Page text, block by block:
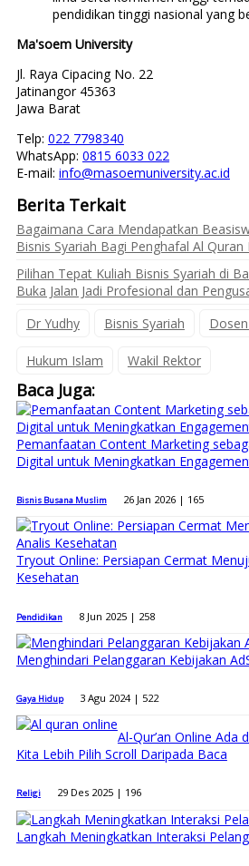
pendidikan tinggi nasional yang
Ma'soem University
Jl. Raya Cipacing No. 22
Jatinangor 45363
Jawa Barat
Telp: 022 7798340
WhatsApp: 0815 6033 022
E-mail: info@masoemuniversity.ac.id
Berita Terkait
Bagaimana Cara Mendapatkan
Bisnis Syariah Bagi Penghafal Al Quran
Pilihan Tepat Kuliah Bisnis Syariah di
Buka Jalan Jadi Profesional dan
Dr Yudhy
Bisnis Syariah
Hukum Islam Wakil Rektor
Baca Juga:
Pemanfaatan Content Marketing
Digital untuk Meningkatkan
Bisnis Busana Muslim 26 Jan 2026 | 165
Tryout Online: Persiapan Cermat
Kesehatan
Pendidikan 8 Jun 2025 | 258
Menghindari Pelanggaran Kebijakan
Gaya Hidup 3 Agu 2024 | 522
Al-Qur’an Online Ada
Kita Lebih Pilih Scroll Daripada Baca
Religi 29 Des 2025 | 196
Langkah Meningkatkan Interaksi